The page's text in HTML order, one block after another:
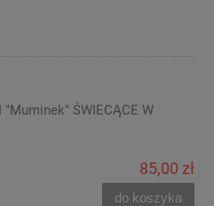
ŚWIECĄCE W
85,00 zł
do koszyka